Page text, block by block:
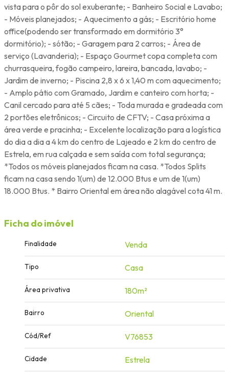
vista para o pôr do sol exuberante; - Banheiro Social e Lavabo;
- Móveis planejados; - Aquecimento a gás; - Escritório home
office(podendo ser transformado em dormitório 3°
dormitório); - sótão; - Garagem para 2 carros; - Área de
serviço (Lavanderia); - Espaço Gourmet copa completa com
churrasqueira, fogão campeiro, lareira, bancada, lavabo; -
Jardim de inverno; - Piscina 2,8 x 6 x 1,40 m com aquecimento;
- Amplo pátio com Gramado, Jardim e canteiro com horta; -
Canil cercado para até 5 cães; - Toda murada e gradeada com
2 portões eletrônicos; - Circuito de CFTV; - Casa próxima a
área verde e pracinha; - Excelente localização para a logística
do dia a dia a 4 km do centro de Lajeado e 2 km do centro de
Estrela, em rua calçada e sem saída com total segurança;
*Todos os móveis planejados ficam na casa. *Todos Splits
ficam na casa sendo 1(um) de 12.000 Btus e um de 1(um)
18.000 Btus. * Bairro Oriental em área não alagável cota 41 m.
Ficha do imóvel
Finalidade Venda
Tipo Casa
Área privativa 180m²
Bairro Oriental
Cód/Ref V76853
Cidade Estrela